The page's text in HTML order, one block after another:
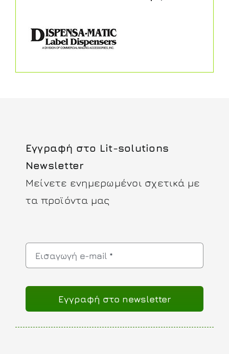
Εγγραφή στο Lit-solutions
Newsletter
Μείνετε ενημερωμένοι σχετικά με
τα προϊόντα μας
Eγγραφή στο newsletter